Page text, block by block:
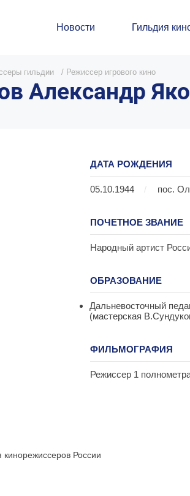
Новости Гильдия
гильдии / Режиссер игрового кино
Александр
ДАТА РОЖДЕНИЯ
05.10.1944 / пос.
ПОЧЕТНОЕ ЗВАНИЕ
Народный артист
ОБРАЗОВАНИЕ
Дальневосточный
(мастерская
ФИЛЬМОГРАФИЯ
Режиссер 1
России